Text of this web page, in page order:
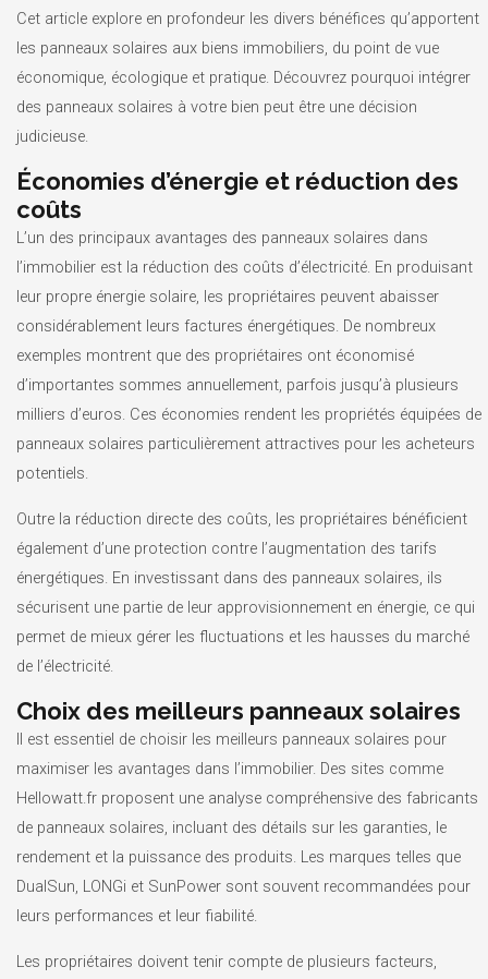
Cet article explore en profondeur les divers bénéfices qu’apportent
les panneaux solaires aux biens immobiliers, du point de vue
économique, écologique et pratique. Découvrez pourquoi intégrer
des panneaux solaires à votre bien peut être une décision
judicieuse.
Économies d’énergie et réduction des
coûts
L’un des principaux avantages des panneaux solaires dans
l’immobilier est la réduction des coûts d’électricité. En produisant
leur propre énergie solaire, les propriétaires peuvent abaisser
considérablement leurs factures énergétiques. De nombreux
exemples montrent que des propriétaires ont économisé
d’importantes sommes annuellement, parfois jusqu’à plusieurs
milliers d’euros. Ces économies rendent les propriétés équipées de
panneaux solaires particulièrement attractives pour les acheteurs
potentiels.
Outre la réduction directe des coûts, les propriétaires bénéficient
également d’une protection contre l’augmentation des tarifs
énergétiques. En investissant dans des panneaux solaires, ils
sécurisent une partie de leur approvisionnement en énergie, ce qui
permet de mieux gérer les fluctuations et les hausses du marché
de l’électricité.
Choix des meilleurs panneaux solaires
Il est essentiel de choisir les meilleurs panneaux solaires pour
maximiser les avantages dans l’immobilier. Des sites comme
Hellowatt.fr proposent une analyse compréhensive des fabricants
de panneaux solaires, incluant des détails sur les garanties, le
rendement et la puissance des produits. Les marques telles que
DualSun, LONGi et SunPower sont souvent recommandées pour
leurs performances et leur fiabilité.
Les propriétaires doivent tenir compte de plusieurs facteurs,